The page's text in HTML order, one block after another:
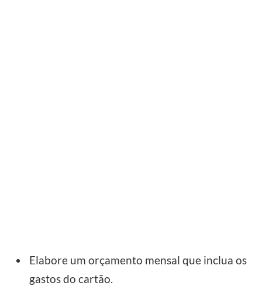
Elabore um orçamento mensal que inclua os
gastos do cartão.